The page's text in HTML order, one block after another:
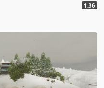
1.36